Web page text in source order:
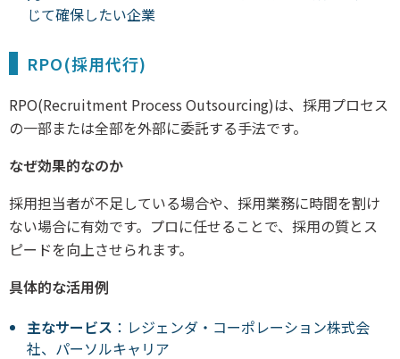
じて確保したい企業
RPO(採用代行)
RPO(Recruitment Process Outsourcing)は、採用プロセス
の一部または全部を外部に委託する手法です。
なぜ効果的なのか
採用担当者が不足している場合や、採用業務に時間を割け
ない場合に有効です。プロに任せることで、採用の質とス
ピードを向上させられます。
具体的な活用例
主なサービス ：レジェンダ・コーポレーション株式会
社、パーソルキャリア